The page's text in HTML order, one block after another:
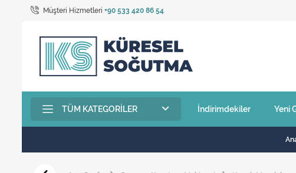
Müşteri Hizmetleri +90 533 420 86 54
TÜM KATEGORILER İndirimdekiler Yeni